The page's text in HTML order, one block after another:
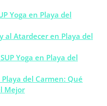
Yoga en Playa del
al Atardecer en Playa del
Yoga en Playa del
Playa del Carmen: Qué
Mejor